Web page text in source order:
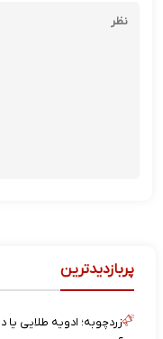
پربازدیدترین
زردچوبه؛ ادویه طلایی